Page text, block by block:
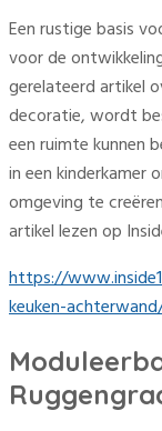
Een rustige basis
voor de
gerelateerd artikel
decoratie, wordt
een ruimte kunnen
in een kinderkamer
omgeving te
artikel lezen op
https://
keuken-